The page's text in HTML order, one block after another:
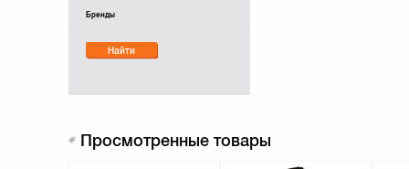
Бренды
Найти
Просмотренные товары